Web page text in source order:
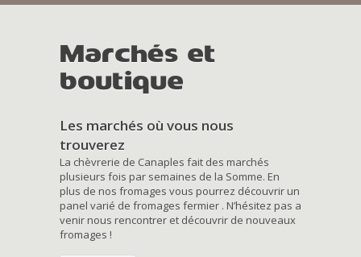
Marchés et
boutique
Les marchés où vous nous
trouverez
La chèvrerie de Canaples fait des marchés
plusieurs fois par semaines de la Somme. En
plus de nos fromages vous pourrez découvrir un
panel varié de fromages fermier . N’hésitez pas a
venir nous rencontrer et découvrir de nouveaux
fromages !